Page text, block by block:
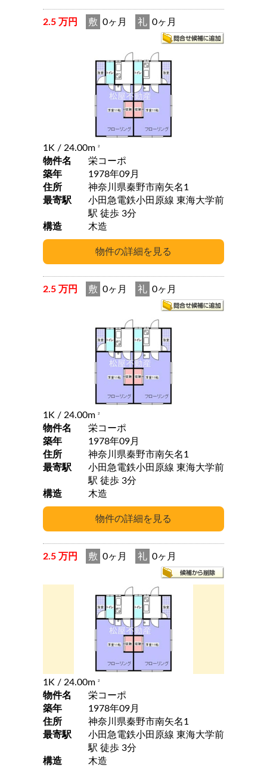
2.5 万円 敷 0ヶ月 礼 0ヶ月
1K / 24.00m 2
物件名
栄コーポ
築年
1978年09月
住所
神奈川県秦野市南矢名1
最寄駅
小田急電鉄小田原線 東海大学前
駅 徒歩 3分
構造
木造
2.5 万円 敷 0ヶ月 礼 0ヶ月
1K / 24.00m 2
物件名
栄コーポ
築年
1978年09月
住所
神奈川県秦野市南矢名1
最寄駅
小田急電鉄小田原線 東海大学前
駅 徒歩 3分
構造
木造
2.5 万円 敷 0ヶ月 礼 0ヶ月
1K / 24.00m 2
物件名
栄コーポ
築年
1978年09月
住所
神奈川県秦野市南矢名1
最寄駅
小田急電鉄小田原線 東海大学前
駅 徒歩 3分
構造
木造